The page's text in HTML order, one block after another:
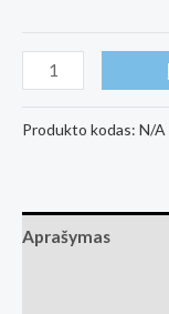
produkto
Omaking
češkės
juoda
Produkto kodas: N/A
Aprašymas